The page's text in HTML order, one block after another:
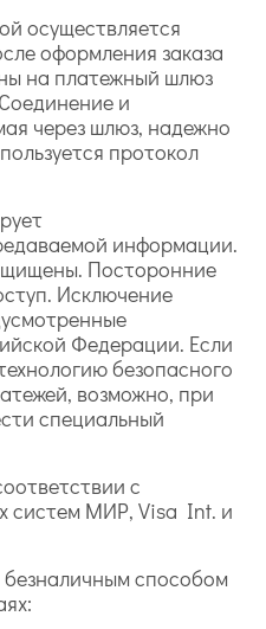
осуществляется
оформления заказа
на платежный шлюз
и
через шлюз, надежно
протокол
информации.
Посторонние
Исключение
Федерации. Если
безопасного
возможно, при
специальный
с
систем МИР, Visa Int. и
безналичным способом